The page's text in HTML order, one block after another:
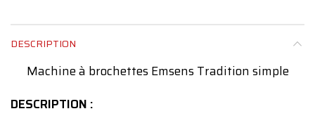
DESCRIPTION
Machine à brochettes Emsens Tradition simple
DESCRIPTION :